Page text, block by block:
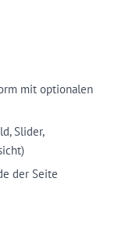
mit optionalen
Slider,
der Seite